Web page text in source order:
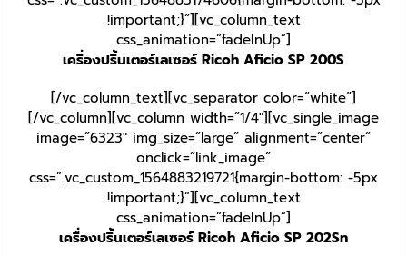
!important;}”][vc_column_text
css_animation=”fadeInUp”]
เครื่องปริ้นเตอร์เลเซอร์ Ricoh Aficio SP 200S
[/vc_column_text][vc_separator color=”white”]
[/vc_column][vc_column width=”1/4″][vc_single_image
image=”6323″ img_size=”large” alignment=”center”
onclick=”link_image”
css=”.vc_custom_1564883219721{margin-bottom: -5px
!important;}”][vc_column_text
css_animation=”fadeInUp”]
เครื่องปริ้นเตอร์เลเซอร์ Ricoh Aficio SP 202Sn